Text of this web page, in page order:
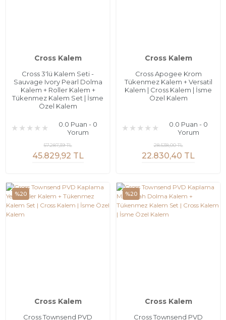
Cross Kalem
Cross 3'lü Kalem Seti -
Sauvage Ivory Pearl Dolma
Kalem + Roller Kalem +
Tükenmez Kalem Set | İsme
Özel Kalem
0.0 Puan - 0
Yorum
45.829,92 TL
57.287,39 TL
Cross Kalem
Cross Apogee Krom
Tükenmez Kalem + Versatil
Kalem | Cross Kalem | İsme
Özel Kalem
0.0 Puan - 0
Yorum
22.830,40 TL
28.538,00 TL
%20
Cross Kalem
Cross Townsend PVD
%20
Cross Kalem
Cross Townsend PVD